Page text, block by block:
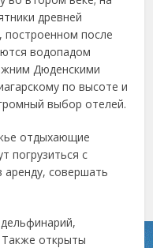
древней
построенном после
водопадом
Дюденскими
по высоте и
выбор отелей.
отдыхающие
погрузиться с
аренду, совершать
Также открыты